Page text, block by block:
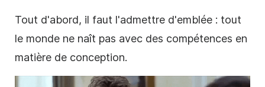
Tout d'abord, il faut l'admettre d'emblée : tout
le monde ne naît pas avec des compétences en
matière de conception.